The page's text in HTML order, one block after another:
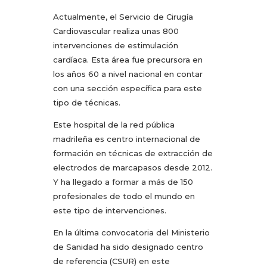
Actualmente, el Servicio de Cirugía
Cardiovascular realiza unas 800
intervenciones de estimulación
cardíaca. Esta área fue precursora en
los años 60 a nivel nacional en contar
con una sección específica para este
tipo de técnicas.
Este hospital de la red pública
madrileña es centro internacional de
formación en técnicas de extracción de
electrodos de marcapasos desde 2012.
Y ha llegado a formar a más de 150
profesionales de todo el mundo en
este tipo de intervenciones.
En la última convocatoria del Ministerio
de Sanidad ha sido designado centro
de referencia (CSUR) en este